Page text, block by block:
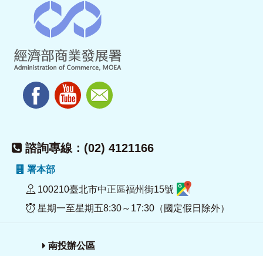
諮詢專線：(02) 4121166
署本部
100210臺北市中正區福州街15號
星期一至星期五8:30～17:30（國定假日除外）
南投辦公區